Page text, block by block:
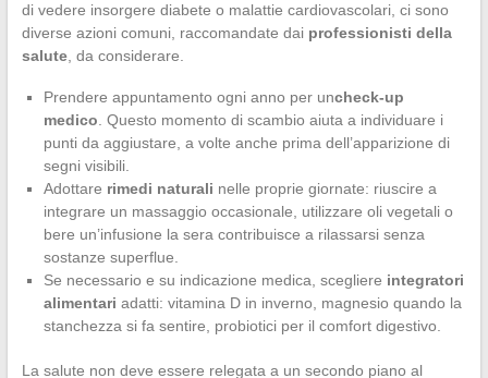
di vedere insorgere diabete o malattie cardiovascolari, ci sono
diverse azioni comuni, raccomandate dai professionisti della
salute, da considerare.
Prendere appuntamento ogni anno per uncheck-up
medico . Questo momento di scambio aiuta a individuare i
punti da aggiustare, a volte anche prima dell’apparizione di
segni visibili.
Adottare rimedi naturali nelle proprie giornate: riuscire a
integrare un massaggio occasionale, utilizzare oli vegetali o
bere un’infusione la sera contribuisce a rilassarsi senza
sostanze superflue.
Se necessario e su indicazione medica, scegliere integratori
alimentari adatti: vitamina D in inverno, magnesio quando la
stanchezza si fa sentire, probiotici per il comfort digestivo.
La salute non deve essere relegata a un secondo piano al